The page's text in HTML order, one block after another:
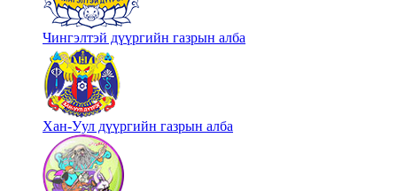
Чингэлтэй дүүргийн газрын алба
Хан-Уул дүүргийн газрын алба